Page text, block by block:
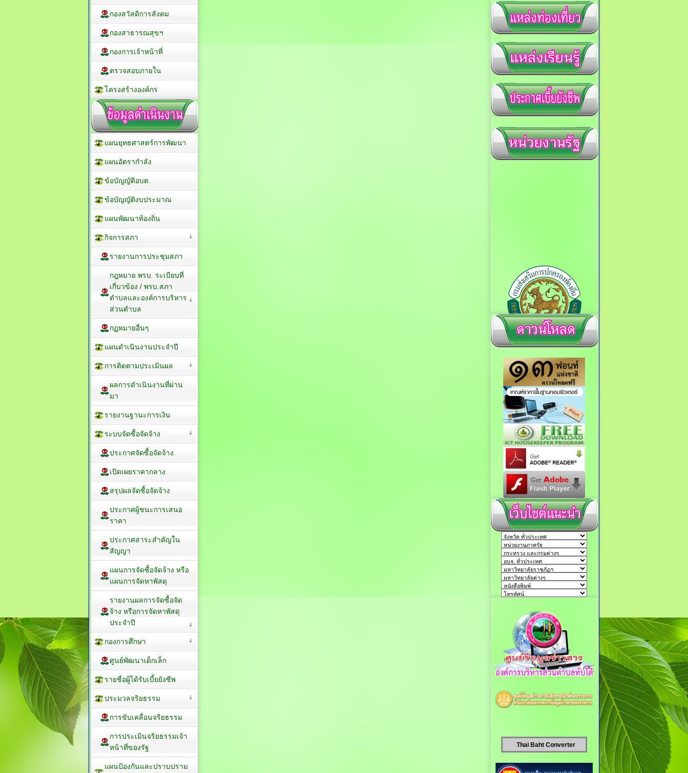
กองสวัสดิการสังคม
กองสาธารณสุขฯ
กองการเจ้าหน้าที่
ตรวจสอบภายใน
โครงสร้างองค์กร
แผนยุทธศาสตร์การพัฒนา
แผนอัตรากำลัง
ข้อบัญญัติอบต.
ข้อบัญญัติงบประมาณ
แผนพัฒนาท้องถิ่น
กิจการสภา
รายงานการประชุมสภา
กฎหมาย พรบ. ระเบียบที่
เกี่บวข้อง / พรบ.สภา
ตำบลและองค์การบริหาร
ส่วนตำบล
กฏหมายอื่นๆ
แผนดำเนินงานประจำปี
การติดตามประเมินผล
ผลการดำเนินงานที่ผ่าน
มา
รายงานฐานะการเงิน
ระบบจัดซื้อจัดจ้าง
ประกาศจัดซื้อจัดจ้าง
เปิดเผยราคากลาง
สรุปผลจัดซื้อจัดจ้าง
ประกาศผู้ชนะการเสนอ
ราคา
ประกาศสาระสำคัญใน
สัญญา
แผนการจัดซื้อจัดจ้าง หรือ
แผนการจัดหาพัสดุ
รายงานผลการจัดซื้อจัด
จ้าง หรือการจัดหาพัสดุ
ประจำปี
กองการศึกษา
ศูนย์พัฒนาเด็กเล็ก
รายชื่อผู้ได้รับเบี้ยยังชีพ
ประมวลจริยธรรม
การขับเคลื่อนจริยธรรม
การประเมินจริยธรรมเจ้า
หน้าที่ของรัฐ
แผนป้องกันและปราบปราม
Thai Baht Converter